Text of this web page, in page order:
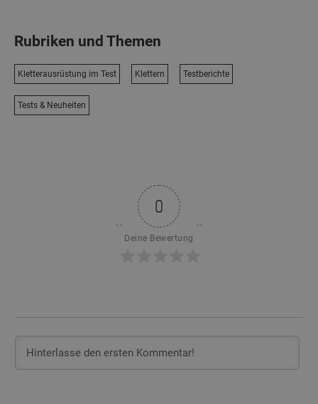
Rubriken und Themen
Kletterausrüstung im Test Klettern Testberichte
Tests & Neuheiten
0
Deine Bewertung